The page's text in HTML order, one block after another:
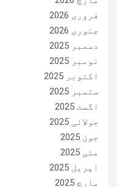
فروری 2026
جنوری 2026
دسمبر 2025
نومبر 2025
اکتوبر 2025
ستمبر 2025
اگست 2025
جولائی 2025
جون 2025
مئی 2025
اپریل 2025
مارچ 2025